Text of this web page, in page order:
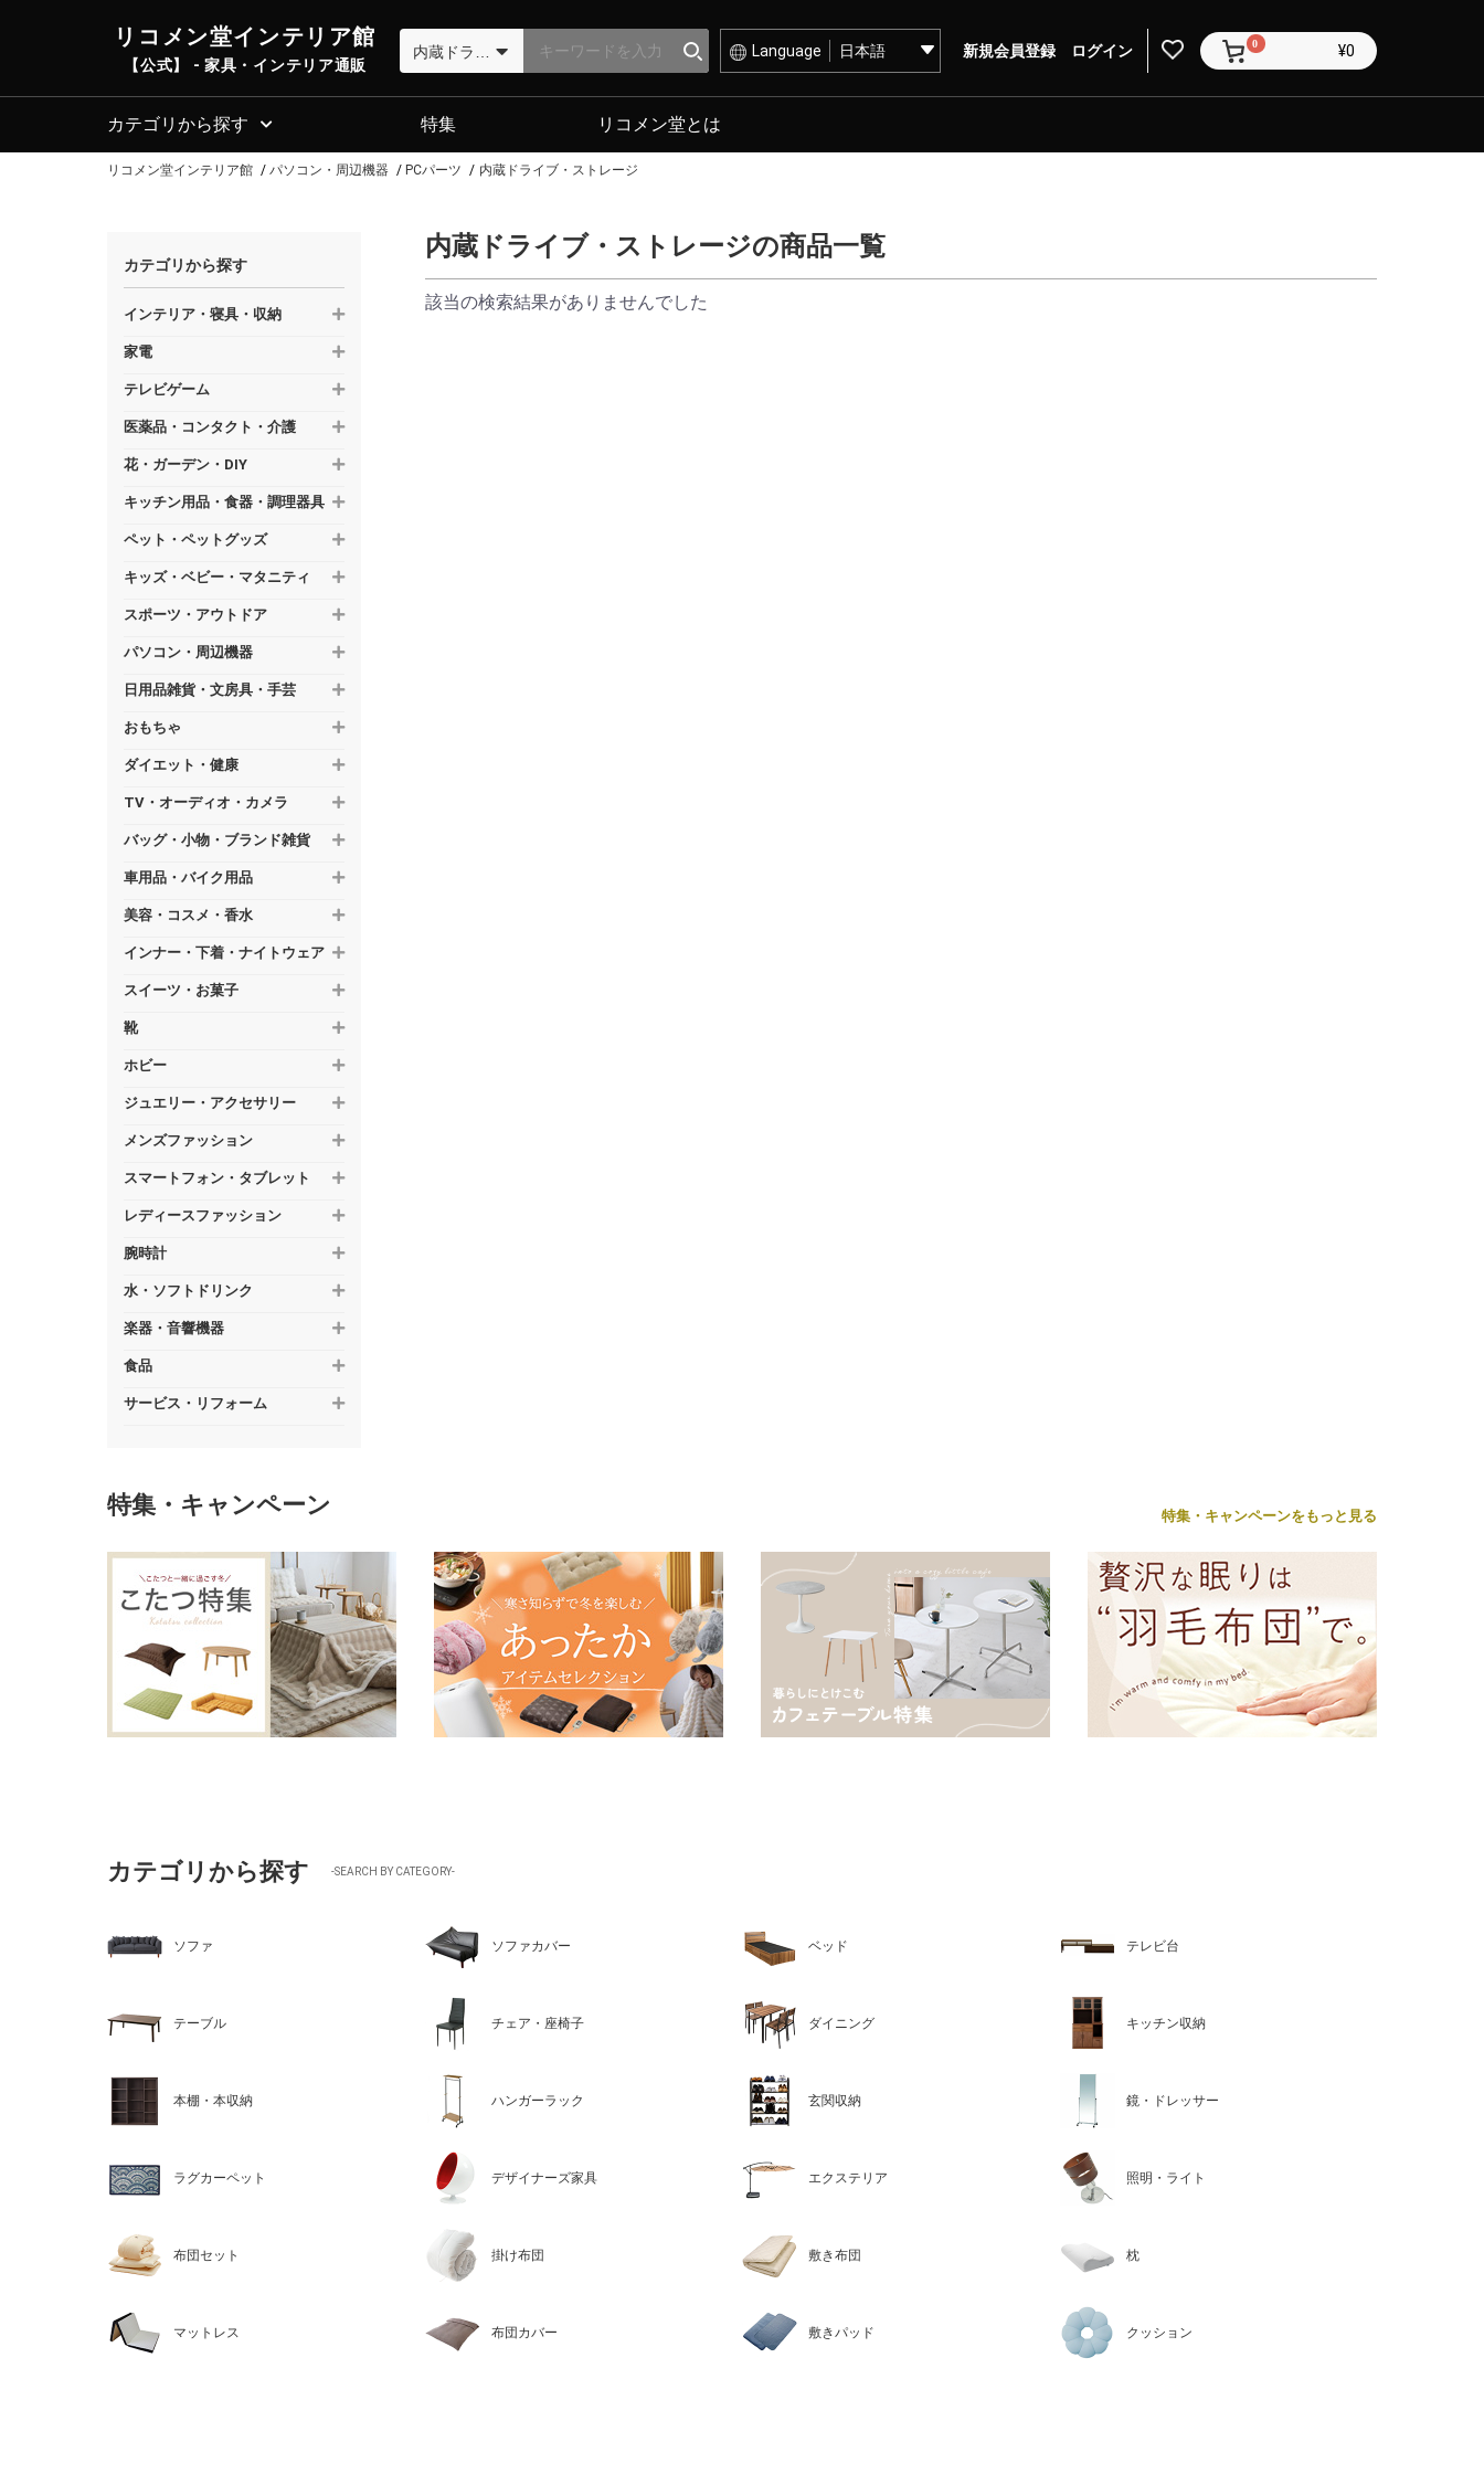
リコメン堂インテリア館
【公式】 - 家具・インテリア通販
Language 新規会員登録 ログイン 0 ¥0
カテゴリから探す 特集 リコメン堂とは
リコメン堂インテリア館 パソコン・周辺機器 PCパーツ 内蔵ドライブ・ストレージ
カテゴリから探す
インテリア・寝具・収納
家電
テレビゲーム
医薬品・コンタクト・介護
花・ガーデン・DIY
キッチン用品・食器・調理器具
ペット・ペットグッズ
キッズ・ベビー・マタニティ
スポーツ・アウトドア
パソコン・周辺機器
日用品雑貨・文房具・手芸
おもちゃ
ダイエット・健康
TV・オーディオ・カメラ
バッグ・小物・ブランド雑貨
車用品・バイク用品
美容・コスメ・香水
インナー・下着・ナイトウェア
スイーツ・お菓子
靴
ホビー
ジュエリー・アクセサリー
メンズファッション
スマートフォン・タブレット
レディースファッション
腕時計
水・ソフトドリンク
楽器・音響機器
食品
サービス・リフォーム
内蔵ドライブ・ストレージの商品一覧
該当の検索結果がありませんでした
特集・キャンペーン 特集・キャンペーンをもっと見る
カテゴリから探す -SEARCH BY CATEGORY-
ソファ ソファカバー ベッド テレビ台
テーブル チェア・座椅子 ダイニング キッチン収納
本棚・本収納 ハンガーラック 玄関収納 鏡・ドレッサー
ラグカーペット デザイナーズ家具 エクステリア 照明・ライト
布団セット 掛け布団 敷き布団 枕
マットレス 布団カバー 敷きパッド クッション